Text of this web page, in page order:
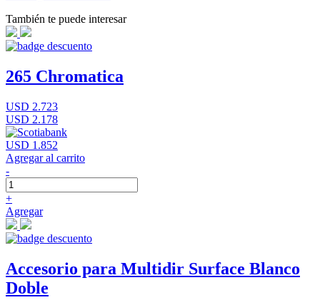
También te puede interesar
265 Chromatica
USD 2.723
USD 2.178
USD 1.852
Agregar al carrito
-
+
Agregar
Accesorio para Multidir Surface Blanco
Doble